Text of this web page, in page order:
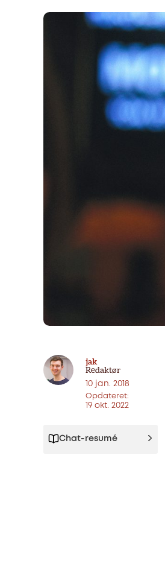
jak
Redaktør
10 jan. 2018
Opdateret:
19 okt. 2022
Chat-resumé